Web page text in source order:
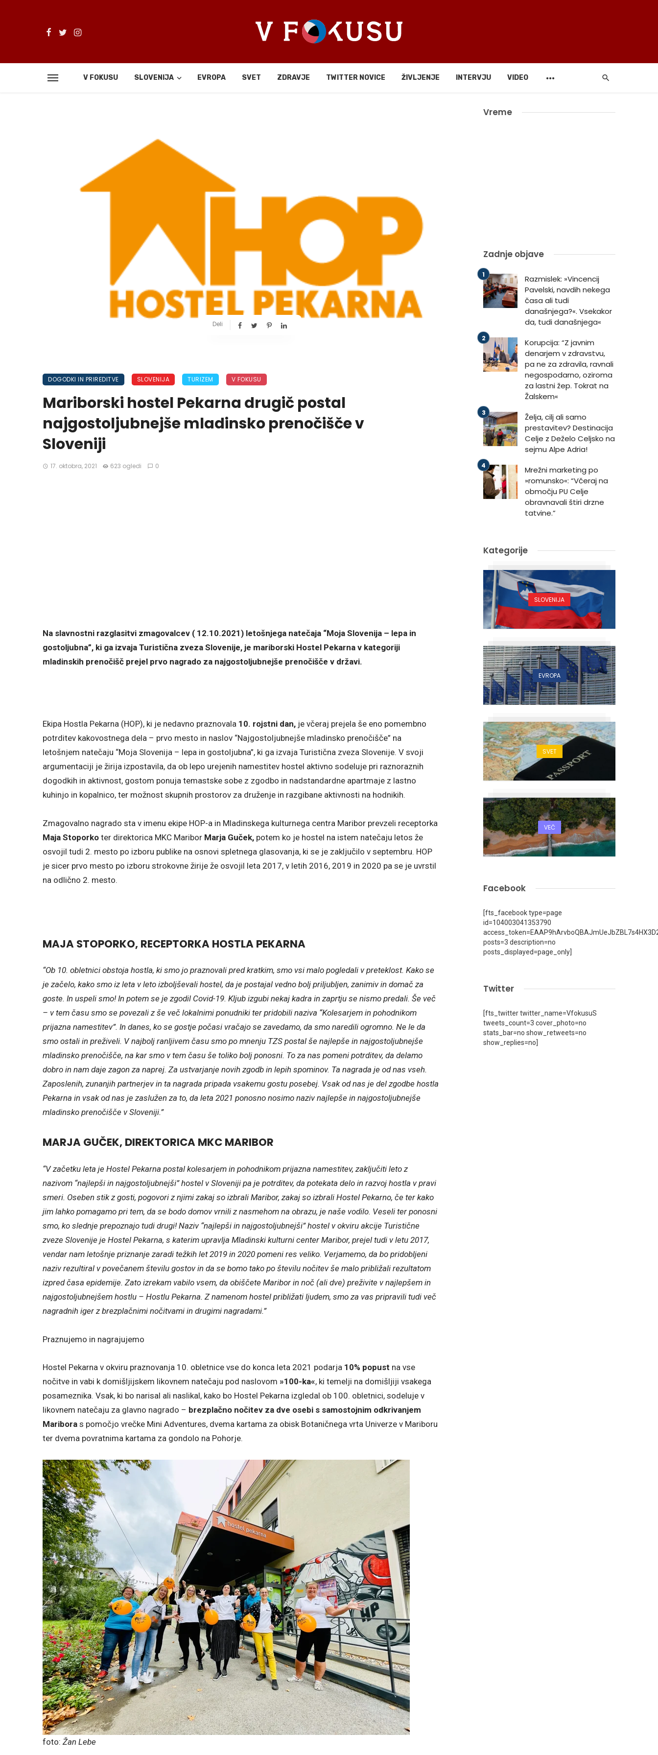
V FOKUSU SLOVENIJA EVROPA SVET ZDRAVJE TWITTER NOVICE ŽIVLJENJE INTERVJU VIDEO
Deli
DOGODKI IN PRIREDITVE SLOVENIJA TURIZEM V FOKUSU
Mariborski hostel Pekarna drugič postal
najgostoljubnejše mladinsko prenočišče v
Sloveniji
17. oktobra, 2021 623 ogledi 0
Na slavnostni razglasitvi zmagovalcev ( 12.10.2021) letošnjega natečaja “Moja Slovenija – lepa in
gostoljubna”, ki ga izvaja Turistična zveza Slovenije, je mariborski Hostel Pekarna v kategoriji
mladinskih prenočišč prejel prvo nagrado za najgostoljubnejše prenočišče v državi.
Ekipa Hostla Pekarna (HOP), ki je nedavno praznovala 10. rojstni dan, je včeraj prejela še eno pomembno
potrditev kakovostnega dela – prvo mesto in naslov “Najgostoljubnejše mladinsko prenočišče” na
letošnjem natečaju “Moja Slovenija – lepa in gostoljubna”, ki ga izvaja Turistična zveza Slovenije. V svoji
argumentaciji je žirija izpostavila, da ob lepo urejenih namestitev hostel aktivno sodeluje pri raznoraznih
dogodkih in aktivnost, gostom ponuja temastske sobe z zgodbo in nadstandardne apartmaje z lastno
kuhinjo in kopalnico, ter možnost skupnih prostorov za druženje in razgibane aktivnosti na hodnikih.
Zmagovalno nagrado sta v imenu ekipe HOP-a in Mladinskega kulturnega centra Maribor prevzeli receptorka
Maja Stoporko ter direktorica MKC Maribor Marja Guček, potem ko je hostel na istem natečaju letos že
osvojil tudi 2. mesto po izboru publike na osnovi spletnega glasovanja, ki se je zaključilo v septembru. HOP
je sicer prvo mesto po izboru strokovne žirije že osvojil leta 2017, v letih 2016, 2019 in 2020 pa se je uvrstil
na odlično 2. mesto.
MAJA STOPORKO, RECEPTORKA HOSTLA PEKARNA
“Ob 10. obletnici obstoja hostla, ki smo jo praznovali pred kratkim, smo vsi malo pogledali v preteklost. Kako se
je začelo, kako smo iz leta v leto izboljševali hostel, da je postajal vedno bolj priljubljen, zanimiv in domač za
goste. In uspeli smo! In potem se je zgodil Covid-19. Kljub izgubi nekaj kadra in zaprtju se nismo predali. Še več
– v tem času smo se povezali z še več lokalnimi ponudniki ter pridobili naziva “Kolesarjem in pohodnikom
prijazna namestitev”. In danes, ko se gostje počasi vračajo se zavedamo, da smo naredili ogromno. Ne le da
smo ostali in preživeli. V najbolj ranljivem času smo po mnenju TZS postal še najlepše in najgostoljubnejše
mladinsko prenočišče, na kar smo v tem času še toliko bolj ponosni. To za nas pomeni potrditev, da delamo
dobro in nam daje zagon za naprej. Za ustvarjanje novih zgodb in lepih spominov. Ta nagrada je od nas vseh.
Zaposlenih, zunanjih partnerjev in ta nagrada pripada vsakemu gostu posebej. Vsak od nas je del zgodbe hostla
Pekarna in vsak od nas je zaslužen za to, da leta 2021 ponosno nosimo naziv najlepše in najgostoljubnejše
mladinsko prenočišče v Sloveniji.”
MARJA GUČEK, DIREKTORICA MKC MARIBOR
“V začetku leta je Hostel Pekarna postal kolesarjem in pohodnikom prijazna namestitev, zaključiti leto z
nazivom “najlepši in najgostoljubnejši” hostel v Sloveniji pa je potrditev, da potekata delo in razvoj hostla v pravi
smeri. Oseben stik z gosti, pogovori z njimi zakaj so izbrali Maribor, zakaj so izbrali Hostel Pekarno, če ter kako
jim lahko pomagamo pri tem, da se bodo domov vrnili z nasmehom na obrazu, je naše vodilo. Veseli ter ponosni
smo, ko slednje prepoznajo tudi drugi! Naziv “najlepši in najgostoljubnejši” hostel v okviru akcije Turistične
zveze Slovenije je Hostel Pekarna, s katerim upravlja Mladinski kulturni center Maribor, prejel tudi v letu 2017,
vendar nam letošnje priznanje zaradi težkih let 2019 in 2020 pomeni res veliko. Verjamemo, da bo pridobljeni
naziv rezultiral v povečanem številu gostov in da se bomo tako po številu nočitev še malo približali rezultatom
izpred časa epidemije. Zato izrekam vabilo vsem, da obiščete Maribor in noč (ali dve) preživite v najlepšem in
najgostoljubnejšem hostlu – Hostlu Pekarna. Z namenom hostel približati ljudem, smo za vas pripravili tudi več
nagradnih iger z brezplačnimi nočitvami in drugimi nagradami.”
Praznujemo in nagrajujemo
Hostel Pekarna v okviru praznovanja 10. obletnice vse do konca leta 2021 podarja 10% popust na vse
nočitve in vabi k domišljijskem likovnem natečaju pod naslovom »100-ka«, ki temelji na domišljiji vsakega
posameznika. Vsak, ki bo narisal ali naslikal, kako bo Hostel Pekarna izgledal ob 100. obletnici, sodeluje v
likovnem natečaju za glavno nagrado – brezplačno nočitev za dve osebi s samostojnim odkrivanjem
Maribora s pomočjo vrečke Mini Adventures, dvema kartama za obisk Botaničnega vrta Univerze v Mariboru
ter dvema povratnima kartama za gondolo na Pohorje.
foto: Žan Lebe
Vreme
Zadnje objave
Razmislek: »Vincencij
Pavelski, navdih nekega
časa ali tudi
današnjega?«. Vsekakor
da, tudi današnjega«
Korupcija: “Z javnim
denarjem v zdravstvu,
pa ne za zdravila, ravnali
negospodarno, oziroma
za lastni žep. Tokrat na
Žalskem«
Želja, cilj ali samo
prestavitev? Destinacija
Celje z Deželo Celjsko na
sejmu Alpe Adria!
Mrežni marketing po
»romunsko«: “Včeraj na
območju PU Celje
obravnavali štiri drzne
tatvine.”
Kategorije
SLOVENIJA
EVROPA
SVET
VEČ
Facebook
[fts_facebook type=page
id=104003041353790
posts=3 description=no
posts_displayed=page_only]
Twitter
[fts_twitter twitter_name=VfokusuS
tweets_count=3 cover_photo=no
stats_bar=no show_retweets=no
show_replies=no]